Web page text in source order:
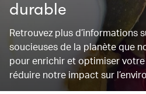
durable
Retrouvez plus d’informations
soucieuses de la planète que
pour enrichir et optimiser
réduire notre impact sur